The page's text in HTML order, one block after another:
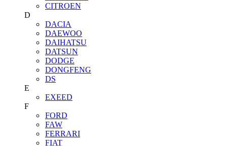
CITROEN
D
DACIA
DAEWOO
DAIHATSU
DATSUN
DODGE
DONGFENG
DS
E
EXEED
F
FORD
FAW
FERRARI
FIAT